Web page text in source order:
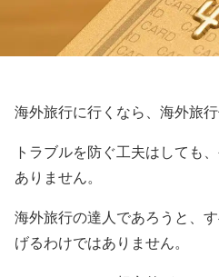
海外旅行に行くなら、海外旅行
トラブルを防ぐ工夫はしても
ありません。
海外旅行の達人であろうと、
げるわけではありません。